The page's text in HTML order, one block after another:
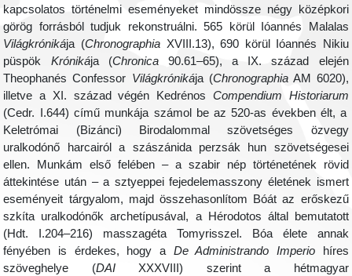
kapcsolatos történelmi eseményeket mindössze négy középkori
görög forrásból tudjuk rekonstruálni. 565 körül Ióannés Malalas
Világkrónikája (Chronographia XVIII.13), 690 körül Ióannés Nikiu
püspök Krónikája (Chronica90.61–65), a IX. század elején
Theophanés Confessor Világkrónikája (ChronographiaAM 6020),
illetve a XI. század végén
Kedrénos Compendium Historiarum
(Cedr. I.644)című munkája számol be az 520-as években élt, a
Keletrómai (Bizánci) Birodalommal szövetséges özvegy
uralkodónő harcairól a szászánida perzsák hun szövetségesei
ellen. Munkám első felében – a szabir nép történetének rövid
áttekintése után – a sztyeppei fejedelemasszony életének ismert
eseményeit tárgyalom, majd összehasonlítom Bóát az erőskezű
szkíta uralkodónők archetípusával, a Hérodotos által bemutatott
(Hdt. I.204–216) masszagéta Tomyrisszel. Bóa élete annak
fényében is érdekes, hogy a De Administrando Imperiohíres
szöveghelye (DAIXXXVIII) szerint a hétmagyar